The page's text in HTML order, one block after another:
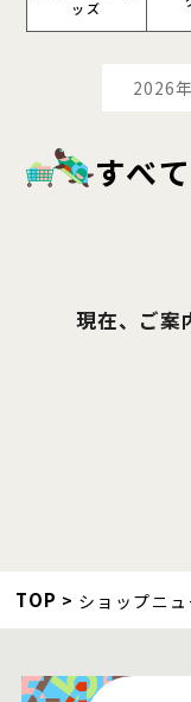
ッズ
2026
すべて
現在、ご案
TOP ショップニュ